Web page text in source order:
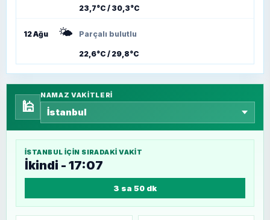
23,7°C / 30,3°C
12 Ağu 🌤️ Parçalı bulutlu
22,6°C / 29,8°C
🕌
NAMAZ VAKITLERI
İSTANBUL IÇIN SIRADAKI VAKIT
İkindi - 17:07
3 sa 50 dk